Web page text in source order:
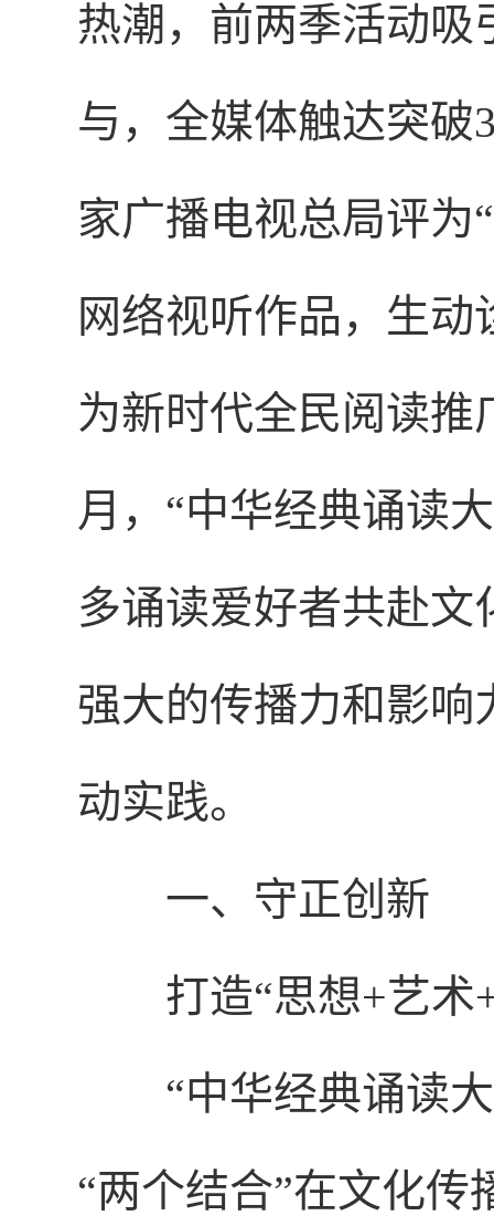
热潮，前两季活动吸
与，全媒体触达突破
家广播电视总局评为
网络视听作品，生动
为新时代全民阅读推
月，“中华经典诵读
多诵读爱好者共赴
强大的传播力和影
动实践。
一、守正创新
打造“思想+艺术
“中华经典诵读
“两个结合”在文化传